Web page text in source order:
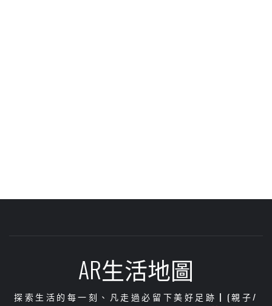
AR生活地圖
探索生活的每一刻、凡走過必留下美好足跡┃(親子/